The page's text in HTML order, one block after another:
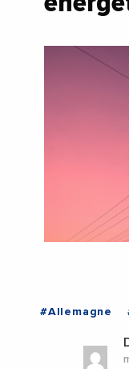
#Allemagne